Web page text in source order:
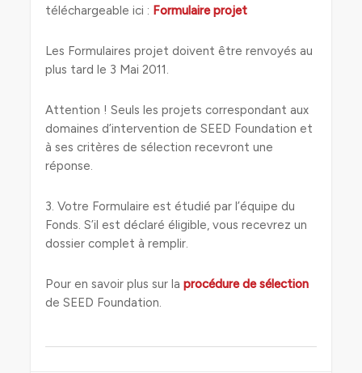
téléchargeable ici : Formulaire projet
Les Formulaires projet doivent être renvoyés au
plus tard le 3 Mai 2011.
Attention ! Seuls les projets correspondant aux
domaines d’intervention de SEED Foundation et
à ses critères de sélection recevront une
réponse.
3. Votre Formulaire est étudié par l’équipe du
Fonds. S’il est déclaré éligible, vous recevrez un
dossier complet à remplir.
Pour en savoir plus sur laprocédure de sélection
de SEED Foundation.